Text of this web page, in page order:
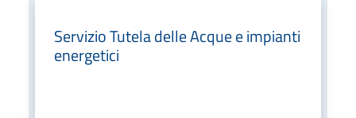
Servizio Tutela delle Acque e impianti
energetici